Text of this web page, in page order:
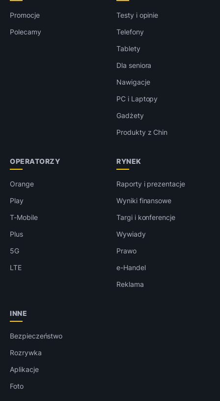
Promocje
Polecamy
Testy i opinie
Telefony
Tablety
Dla seniora
Nawigacje
PC i Laptopy
Gadżety
Produkty z Chin
OPERATORZY
Orange
Play
T-Mobile
Plus
5G
LTE
RYNEK
Raporty i prezentacje
Wyniki finansowe
Targi i konferencje
Wywiady
Prawo
e-Handel
Reklama
INNE
Bezpieczeństwo
Rozrywka
Aplikacje
Foto